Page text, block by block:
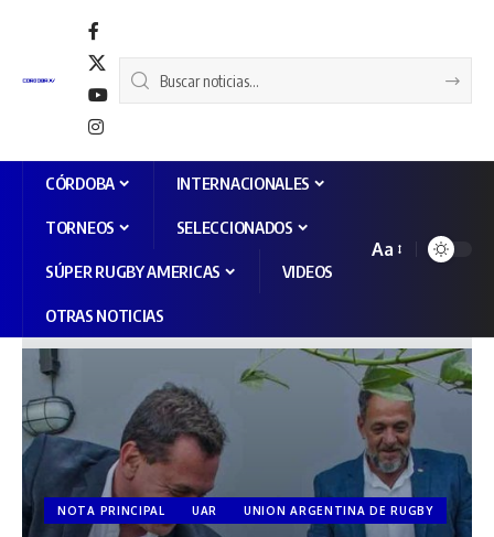
CÓRDOBA INTERNACIONALES
TORNEOS SELECCIONADOS
SÚPER RUGBY AMERICAS VIDEOS
OTRAS NOTICIAS
Aa
NOTA PRINCIPAL UAR UNION ARGENTINA DE RUGBY